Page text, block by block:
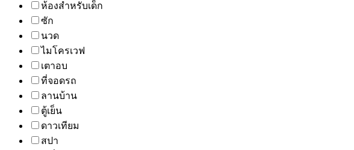
ห้องสำหรับเด็ก
ซัก
นวด
ไมโครเวฟ
เตาอบ
ที่จอดรถ
ลานบ้าน
ตู้เย็น
ดาวเทียม
สปา